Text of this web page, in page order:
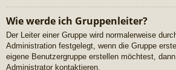
Wie werde ich Gruppenleiter?
Der Leiter einer Gruppe wird normalerweise
Administration festgelegt, wenn die Gruppe
eigene Benutzergruppe erstellen möchtest,
Administrator kontaktieren.